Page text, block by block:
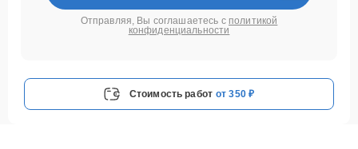
Отправляя, Вы соглашаетесь с политикой
конфиденциальности
Стоимость работ от 350 ₽